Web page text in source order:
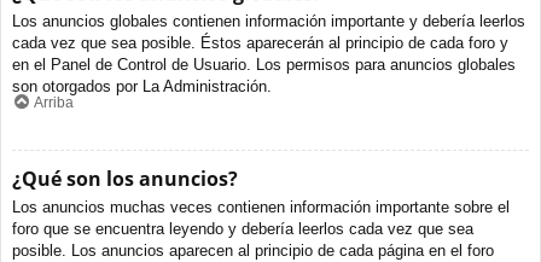
Los anuncios globales contienen información importante y debería leerlos
cada vez que sea posible. Éstos aparecerán al principio de cada foro y
en el Panel de Control de Usuario. Los permisos para anuncios globales
son otorgados por La Administración.
Arriba
¿Qué son los anuncios?
Los anuncios muchas veces contienen información importante sobre el
foro que se encuentra leyendo y debería leerlos cada vez que sea
posible. Los anuncios aparecen al principio de cada página en el foro